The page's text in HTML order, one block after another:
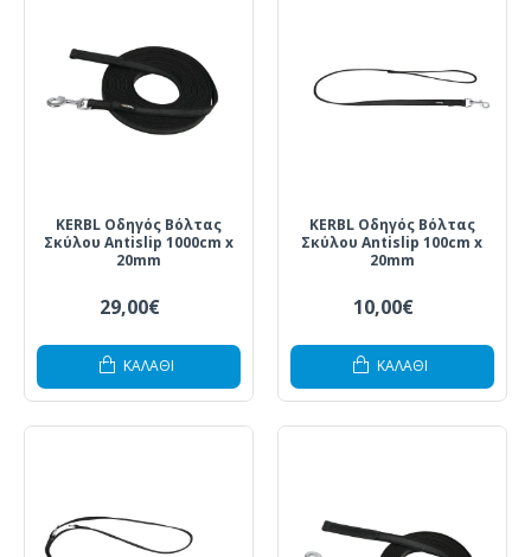
KERBL Οδηγός Βόλτας
Σκύλου Antislip 1000cm x
20mm
29,00€
ΚΑΛΆΘΙ
KERBL Οδηγός Βόλτας
Σκύλου Antislip 100cm x
20mm
10,00€
ΚΑΛΆΘΙ